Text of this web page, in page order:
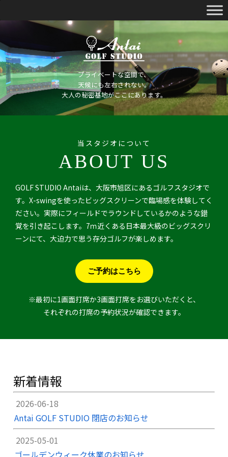
プライベートな空間で、
天候にも左右されない。
大人の秘密基地がここにあります。
当スタジオについて
ABOUT US
GOLF STUDIO Antaiは、大阪市旭区にあるゴルフスタジオで
す。X-swingを使ったビッグスクリーンで臨場感を体験してく
ださい。実際にフィールドでラウンドしているかのような錯
覚を引き起こします。7ｍ近くある日本最大級のビッグスクリ
ーンにて、大迫力で思う存分ゴルフが楽しめます。
ご予約はこちら
※最初に1画面打席か3画面打席をお選びいただくと、
それぞれの打席の予約状況が確認できます。
新着情報
2026-06-18
Antai GOLF STUDIO 閉店のお知らせ
2025-05-01
ゴールデンウィーク休業のお知らせ